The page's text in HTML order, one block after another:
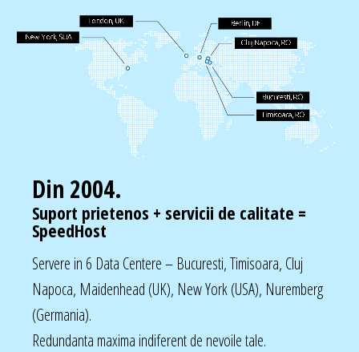
Din 2004.
Suport prietenos + servicii de calitate =
SpeedHost
Servere in 6 Data Centere – Bucuresti, Timisoara, Cluj
Napoca, Maidenhead (UK), New York (USA), Nuremberg
(Germania).
Redundanta maxima indiferent de nevoile tale.